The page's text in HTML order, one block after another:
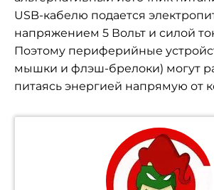
USB-кабелю подается
напряжением 5 Вольт и силой
Поэтому периферийные
мышки и флэш-брелоки) могут
питаясь энергией напрямую от